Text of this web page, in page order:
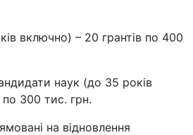
включно) – 20 грантів по 400
наук (до 35 років
300 тис. грн.
на відновлення